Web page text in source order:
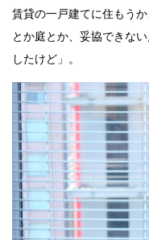
賃貸の一戸建てに住もう
とか庭とか、妥協できな
したけど」。